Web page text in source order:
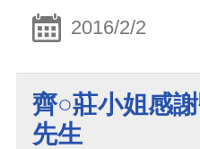
2016/2/2
齊○莊小姐感
先生